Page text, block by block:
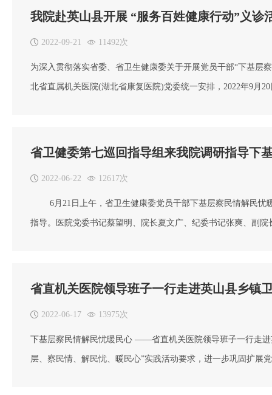
我院赴英山县开展 “服务百姓健康行动”义诊
2022-09-21 11492次
为深入贯彻落实省委、省卫生健康委关于开展党员干部“下基层
北省直属机关医院(湖北省康复医院)党委统一安排，2022年9月
痛。义诊结束后，专家开展了医疗专技交流和
省卫健委第七巡回指导组来我院调研指导下
2022-06-22 12617次
6月21日上午，省卫生健康委党员干部下基层察民情解民忧
指导。医院党委书记蔡望明、院长夏文广、纪委书记张爽、副
省直机关医院领导班子一行走进英山县乡镇
2022-06-17 13975次
下基层察民情解民忧暖民心 ——省直机关医院领导班子一行走
层、察民情、解民忧、暖民心”实践活动要求，进一步巩固扩展